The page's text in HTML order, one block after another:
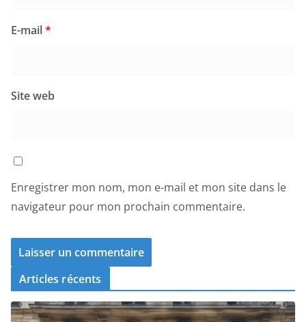
E-mail*
Site web
Enregistrer mon nom, mon e-mail et mon site dans le
navigateur pour mon prochain commentaire.
Articles récents